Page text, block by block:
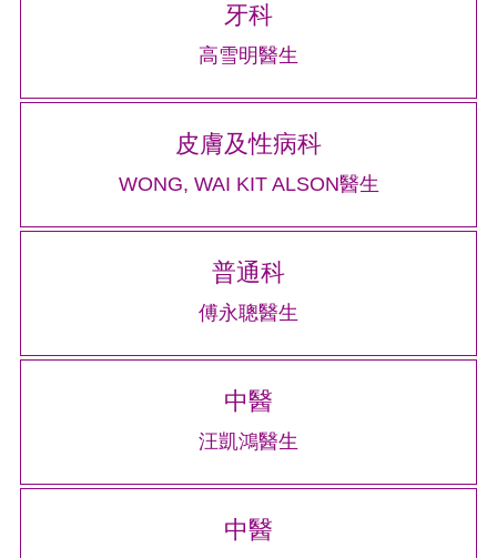
牙科
高雪明醫生
皮膚及性病科
WONG, WAI KIT ALSON醫生
普通科
傅永聰醫生
中醫
汪凱鴻醫生
中醫